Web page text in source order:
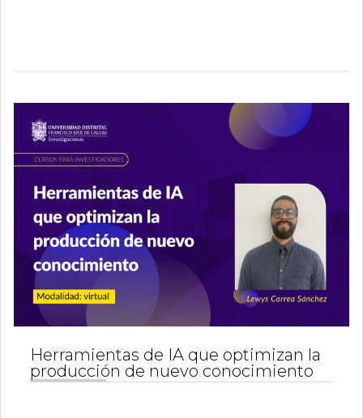
Herramientas de IA que optimizan la
producción de nuevo conocimiento